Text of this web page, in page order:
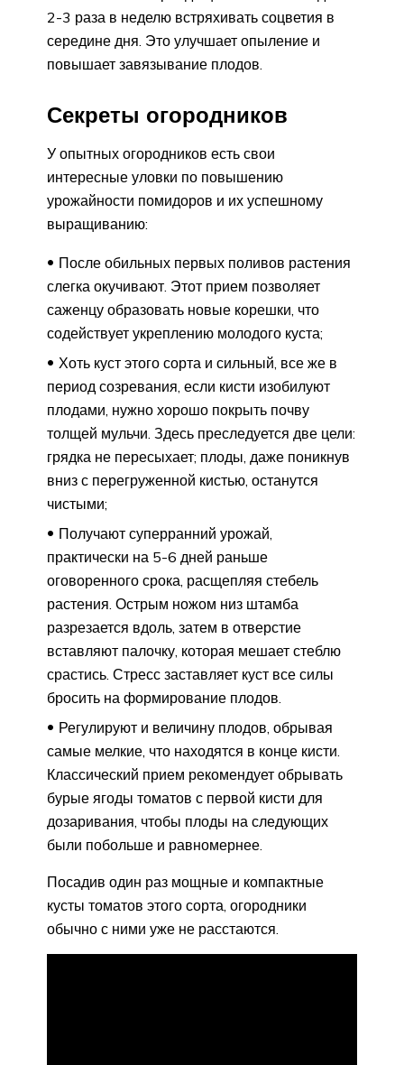
2-3 раза в неделю встряхивать соцветия в
середине дня. Это улучшает опыление и
повышает завязывание плодов.
Секреты огородников
У опытных огородников есть свои
интересные уловки по повышению
урожайности помидоров и их успешному
выращиванию:
После обильных первых поливов растения
слегка окучивают. Этот прием позволяет
саженцу образовать новые корешки, что
содействует укреплению молодого куста;
Хоть куст этого сорта и сильный, все же в
период созревания, если кисти изобилуют
плодами, нужно хорошо покрыть почву
толщей мульчи. Здесь преследуется две цели:
грядка не пересыхает; плоды, даже поникнув
вниз с перегруженной кистью, останутся
чистыми;
Получают суперранний урожай,
практически на 5-6 дней раньше
оговоренного срока, расщепляя стебель
растения. Острым ножом низ штамба
разрезается вдоль, затем в отверстие
вставляют палочку, которая мешает стеблю
срастись. Стресс заставляет куст все силы
бросить на формирование плодов.
Регулируют и величину плодов, обрывая
самые мелкие, что находятся в конце кисти.
Классический прием рекомендует обрывать
бурые ягоды томатов с первой кисти для
дозаривания, чтобы плоды на следующих
были побольше и равномернее.
Посадив один раз мощные и компактные
кусты томатов этого сорта, огородники
обычно с ними уже не расстаются.